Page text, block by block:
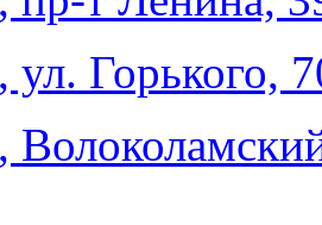
ул. Горького,